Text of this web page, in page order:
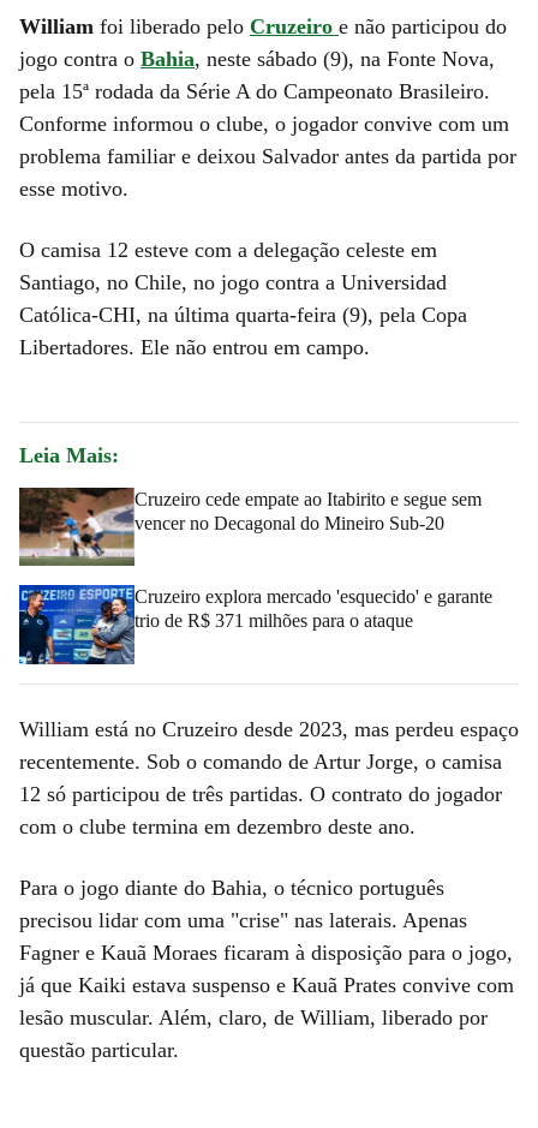
William foi liberado pelo Cruzeiro e não participou do
jogo contra o Bahia, neste sábado (9), na Fonte Nova,
pela 15ª rodada da Série A do Campeonato Brasileiro.
Conforme informou o clube, o jogador convive com um
problema familiar e deixou Salvador antes da partida por
esse motivo.
O camisa 12 esteve com a delegação celeste em
Santiago, no Chile, no jogo contra a Universidad
Católica-CHI, na última quarta-feira (9), pela Copa
Libertadores. Ele não entrou em campo.
Leia Mais:
Cruzeiro cede empate ao Itabirito e segue sem
vencer no Decagonal do Mineiro Sub-20
Cruzeiro explora mercado 'esquecido' e garante
trio de R$ 371 milhões para o ataque
William está no Cruzeiro desde 2023, mas perdeu espaço
recentemente. Sob o comando de Artur Jorge, o camisa
12 só participou de três partidas. O contrato do jogador
com o clube termina em dezembro deste ano.
Para o jogo diante do Bahia, o técnico português
precisou lidar com uma "crise" nas laterais. Apenas
Fagner e Kauã Moraes ficaram à disposição para o jogo,
já que Kaiki estava suspenso e Kauã Prates convive com
lesão muscular. Além, claro, de William, liberado por
questão particular.